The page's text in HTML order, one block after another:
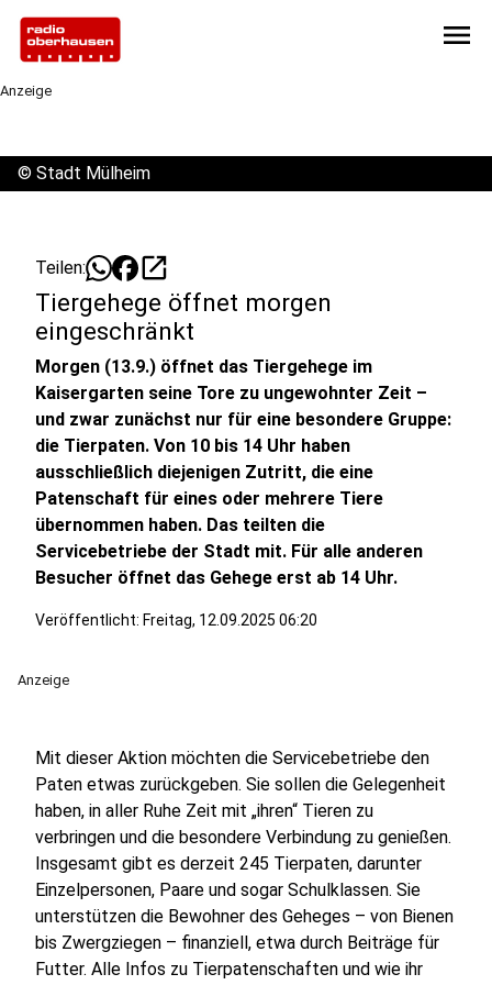
menu
Anzeige
© Stadt Mülheim
Teilen: open_in_new
Tiergehege öffnet morgen
eingeschränkt
Morgen (13.9.) öffnet das Tiergehege im
Kaisergarten seine Tore zu ungewohnter Zeit –
und zwar zunächst nur für eine besondere Gruppe:
die Tierpaten. Von 10 bis 14 Uhr haben
ausschließlich diejenigen Zutritt, die eine
Patenschaft für eines oder mehrere Tiere
übernommen haben. Das teilten die
Servicebetriebe der Stadt mit. Für alle anderen
Besucher öffnet das Gehege erst ab 14 Uhr.
Veröffentlicht: Freitag, 12.09.2025 06:20
Anzeige
Mit dieser Aktion möchten die Servicebetriebe den
Paten etwas zurückgeben. Sie sollen die Gelegenheit
haben, in aller Ruhe Zeit mit „ihren“ Tieren zu
verbringen und die besondere Verbindung zu genießen.
Insgesamt gibt es derzeit 245 Tierpaten, darunter
Einzelpersonen, Paare und sogar Schulklassen. Sie
unterstützen die Bewohner des Geheges – von Bienen
bis Zwergziegen – finanziell, etwa durch Beiträge für
Futter. Alle Infos zu Tierpatenschaften und wie ihr